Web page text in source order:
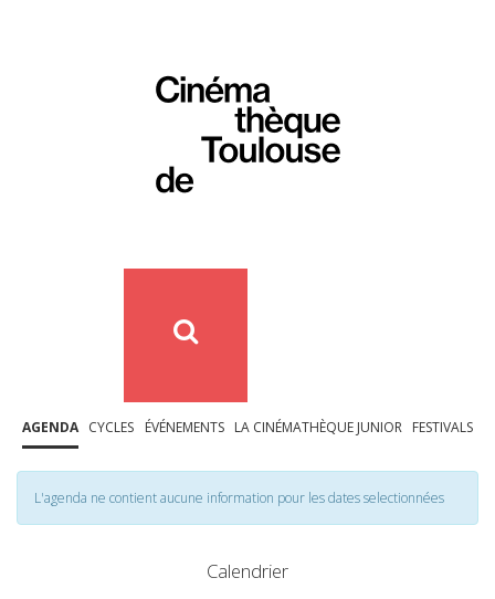
AGENDA CYCLES ÉVÉNEMENTS LA CINÉMATHÈQUE JUNIOR FESTIVALS
L'agenda ne contient aucune information pour les dates selectionnées
Calendrier